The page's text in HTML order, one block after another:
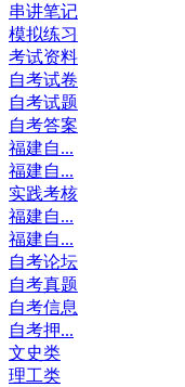
串讲笔记
模拟练习
考试资料
自考试卷
自考试题
自考答案
福建自...
福建自...
实践考核
福建自...
福建自...
自考论坛
自考真题
自考信息
自考押...
文史类
理工类